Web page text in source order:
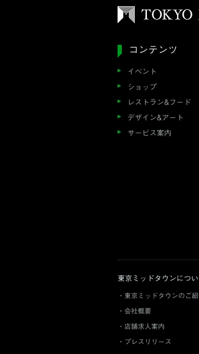
コンテンツ
イベント
ショップ
レストラン&フード
デザイン&アート
サービス案内
東京ミッドタウンについ
東京ミッドタウンのご
会社概要
店舗求人案内
プレスリリース